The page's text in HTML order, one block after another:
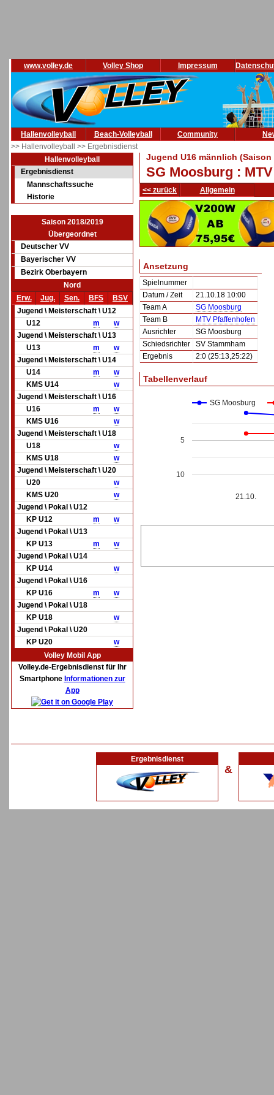
www.volley.de Volley Shop Impressum
Hallenvolleyball Beach-Volleyball Community
>> Hallenvolleyball >> Ergebnisdienst
Hallenvolleyball
Ergebnisdienst
Mannschaftssuche
Historie
Saison 2018/2019
Übergeordnet
Deutscher VV
Bayerischer VV
Bezirk Oberbayern
Nord
Erw.
Jug. Sen. BFS
BSV
Jugend \ Meisterschaft \ U12
U12
m
w
Jugend \ Meisterschaft \ U13
U13
m
w
Jugend \ Meisterschaft \ U14
U14
m
w
KMS U14
w
Jugend \ Meisterschaft \ U16
U16
m
w
KMS U16
w
Jugend \ Meisterschaft \ U18
U18
w
KMS U18
w
Jugend \ Meisterschaft \ U20
U20
w
KMS U20
w
Jugend \ Pokal \ U12
KP U12
m
w
Jugend \ Pokal \ U13
KP U13
m
w
Jugend \ Pokal \ U14
KP U14
w
Jugend \ Pokal \ U16
KP U16
m
w
Jugend \ Pokal \ U18
KP U18
w
Jugend \ Pokal \ U20
KP U20
w
Volley Mobil App
Volley.de-Ergebnisdienst für Ihr
Smartphone Informationen zur
App
Jugend U16 männlich (Saison
SG Moosburg :
<< zurück Allgemein
Ansetzung
Spielnummer
Datum / Zeit
21.10.18 10:00
Team A
SG Moosburg
Team B
MTV Pfaffenhofen
Ausrichter
SG Moosburg
Schiedsrichter
SV Stammham
Ergebnis
2:0 (25:13,25:22)
Tabellenverlauf
SG Moosburg
21.10.
5
10
Ergebnisdienst
&